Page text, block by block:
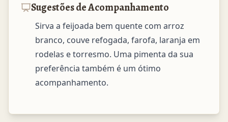
Sugestões de Acompanhamento
Sirva a feijoada bem quente com arroz
branco, couve refogada, farofa, laranja em
rodelas e torresmo. Uma pimenta da sua
preferência também é um ótimo
acompanhamento.